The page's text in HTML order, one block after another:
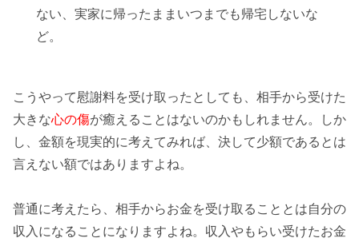
ない、実家に帰ったままいつまでも帰宅しないな
ど。
こうやって慰謝料を受け取ったとしても、相手から受けた
大きな心の傷が癒えることはないのかもしれません。しか
し、金額を現実的に考えてみれば、決して少額であるとは
言えない額ではありますよね。
普通に考えたら、相手からお金を受け取ることとは自分の
収入になることになりますよね。収入やもらい受けたお金